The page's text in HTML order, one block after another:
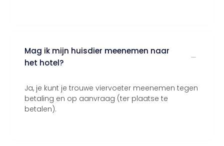
Mag ik mijn huisdier meenemen naar
het hotel?
Ja, je kunt je trouwe viervoeter meenemen tegen
betaling en op aanvraag (ter plaatse te
betalen).